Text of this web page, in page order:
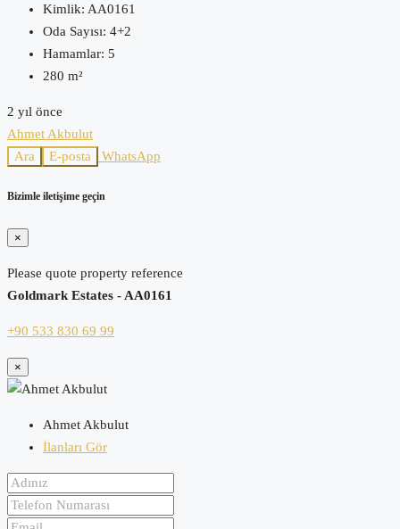
Kimlik: AA0161
Oda Sayısı: 4+2
Hamamlar: 5
280 m²
2 yıl önce
Ahmet Akbulut
Ara
E-posta WhatsApp
Bizimle iletişime geçin
×
Please quote property reference
Goldmark Estates - AA0161
+90 533 830 69 99
×
Ahmet Akbulut
İlanları Gör